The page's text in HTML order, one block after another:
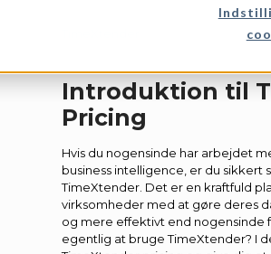
Introduktion til
Pricing
Hvis du nogensinde har arbejdet
business intelligence, er du sikkert
TimeXtender. Det er en kraftfuld
virksomheder med at gøre deres
og mere effektivt end nogensinde
egentlig at bruge TimeXtender? I